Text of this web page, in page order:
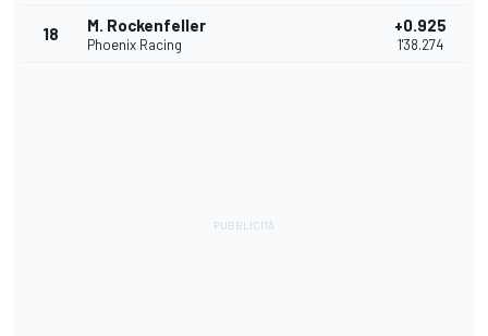
18 M. Rockenfeller
Phoenix Racing
+0.925
1'38.274